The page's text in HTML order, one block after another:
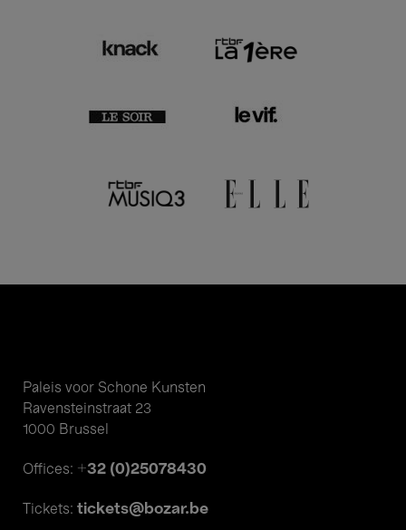
Paleis voor Schone Kunsten
Ravensteinstraat 23
1000 Brussel
Offices: +32 (0)25078430
Tickets: tickets@bozar.be